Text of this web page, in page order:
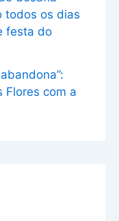
todos os dias
festa do
Flores com a